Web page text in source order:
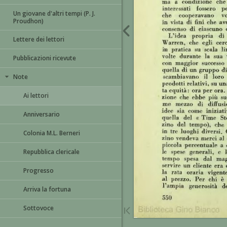
Un giovane d'altri tempi (P. J.
Proudhon)
Lettere dei lettori
Pubblicazioni ricevute
Note
Ai lettori
Anniversario
Colonia M.L. Berneri
Repubblica clericale
Progresso
Arriva la fortuna
Sottovoce